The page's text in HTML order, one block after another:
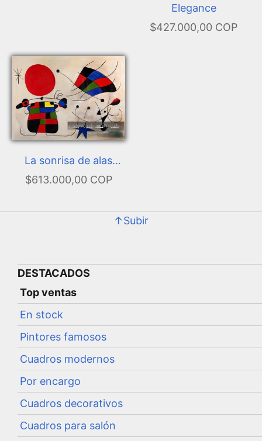
DESTACADOS
Top ventas
En stock
Pintores famosos
Cuadros modernos
Por encargo
Cuadros decorativos
Cuadros para salón
Elegance
$427.000,00 COP
La sonrisa de alas
flameantes
$613.000,00 COP
↑Subir